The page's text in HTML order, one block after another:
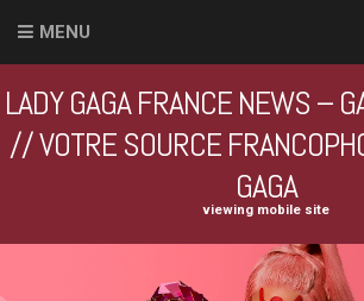
MENU
LADY GAGA FRANCE NEWS –
// VOTRE SOURCE
GAGA
viewing mobile site